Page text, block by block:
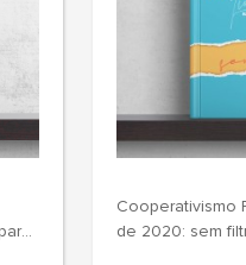
Cooperativismo
de 2020: sem